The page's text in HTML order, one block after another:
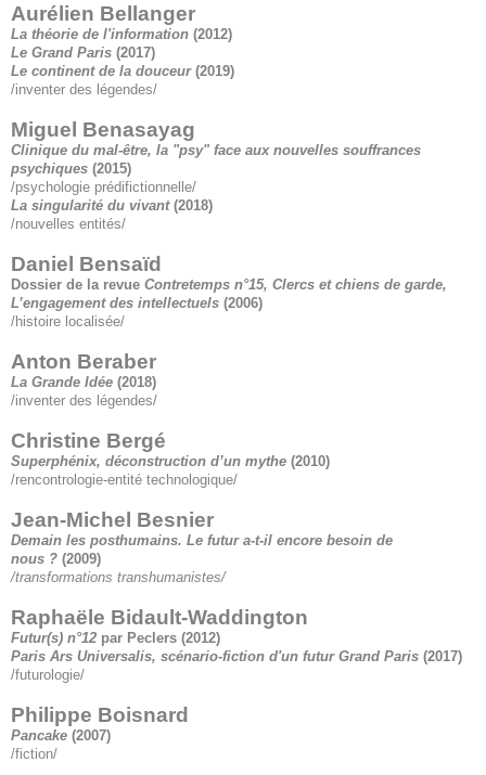
Aurélien Bellanger
La théorie de l'information (2012)
Le Grand Paris (2017)
Le continent de la douceur (2019)
/inventer des légendes/
Miguel Benasayag
Clinique du mal-être, la "psy" face aux nouvelles souffrances
psychiques (2015)
/psychologie prédifictionnelle/
La singularité du vivant (2018)
/nouvelles entités/
Daniel Bensaïd
Dossier de la revue Contretemps n°15, Clercs et chiens de garde,
L’engagement des intellectuels (2006)
/histoire localisée/
Anton Beraber
La Grande Idée (2018)
/inventer des légendes/
Christine Bergé
Superphénix, déconstruction d’un mythe (2010)
/rencontrologie-entité technologique/
Jean-Michel Besnier
Demain les posthumains. Le futur a-t-il encore besoin de
nous ? (2009)
/transformations transhumanistes/
Raphaële Bidault-Waddington
Futur(s) n°12 par Peclers (2012)
Paris Ars Universalis, scénario-fiction d'un futur Grand Paris (2017)
/futurologie/
Philippe Boisnard
Pancake (2007)
/fiction/